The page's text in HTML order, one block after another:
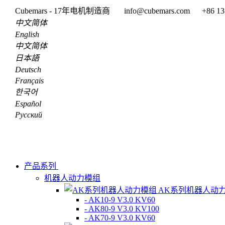
Cubemars - 17年电机制造商 info@cubemars.com
+86
中文简体
English
中文简体
日本語
Deutsch
Français
한국어
Español
Pусский
产品系列
机器人动力模组
AK系列机器人动
- AK10-9 V3.0 KV60
- AK80-9 V3.0 KV100
- AK70-9 V3.0 KV60